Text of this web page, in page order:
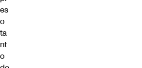
es
o
ta
nt
o